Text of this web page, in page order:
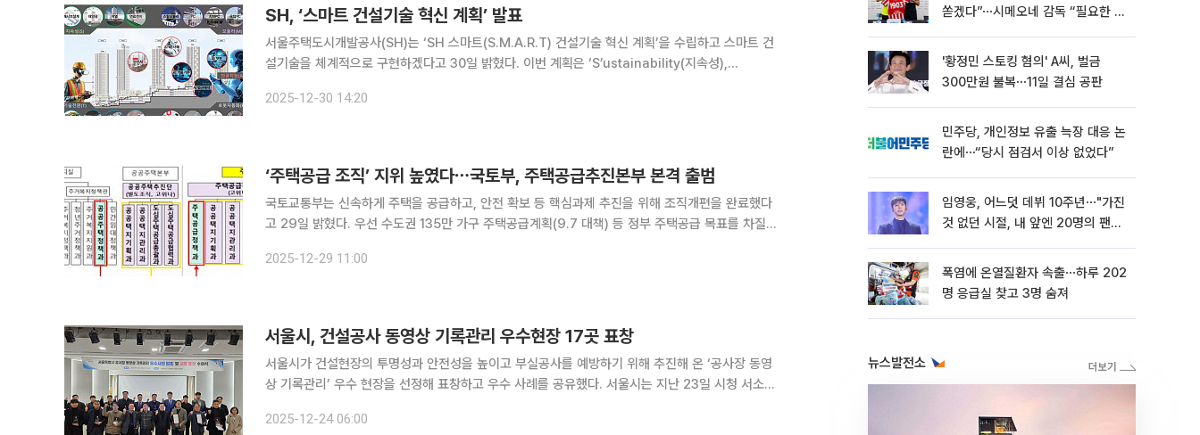
SH, ‘스마트 건설기술 혁신 계획’ 발표
서울주택도시개발공사(SH)는 ‘SH 스마트(S.M.A.R.T) 건설기술 혁신 계획’을 수립하고 스마트 건
설기술을 체계적으로 구현하겠다고 30일 밝혔다. 이번 계획은 ‘S’ustainability(지속성),
화), ‘T
2025-12-30 14:20
‘주택공급 조직’ 지위 높였다⋯국토부, 주택공급추진본부 본격 출범
국토교통부는 신속하게 주택을 공급하고, 안전 확보 등 핵심과제 추진을 위해 조직개편을 완료했다
고 29일 밝혔다. 우선 수도권 135만 가구 주택공급계획(9.7 대책) 등 정부 주택공급 목표를 차질없
공급정책관(6개과), 주택정비정책관(3개과) 77명으로 운영된다.
2025-12-29 11:00
서울시, 건설공사 동영상 기록관리 우수현장 17곳 표창
서울시가 건설현장의 투명성과 안전성을 높이고 부실공사를 예방하기 위해 추진해 온 ‘공사장 동영
상 기록관리’ 우수 현장을 선정해 표창하고 우수 사례를 공유했다. 서울시는 지난 23일 시청 서소문
열고 공공·민간부문 우수현장 17곳에 시장표창을 수여했다고 24일
2025-12-24 06:00
쏟겠다”⋯시메오네 감독 “필요한 선
'황정민 스토킹 혐의' A씨, 벌금
300만원 불복⋯11일 결심 공판
민주당, 개인정보 유출 늑장 대응 논
란에⋯“당시 점검서 이상 없었다”
임영웅, 어느덧 데뷔 10주년⋯"가진
것 없던 시절, 내 앞엔 20명의 팬
폭염에 온열질환자 속출⋯하루 202
명 응급실 찾고 3명 숨져
뉴스발전소